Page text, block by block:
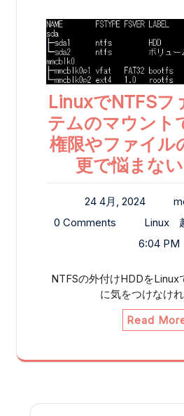
LinuxでNTFSフ
テムのマウント
権限やファイル
更で悩まな
24 4月, 2024
0 Comments
Linux
6:04 PM
NTFSの外付けHDDをLinux
に気をつけなけ
Read